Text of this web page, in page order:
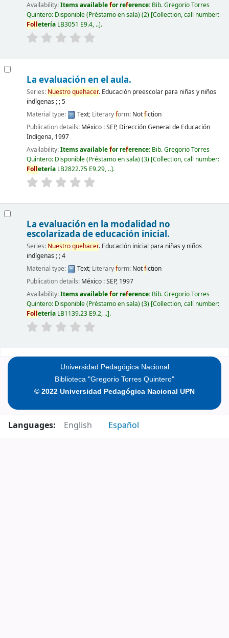
Availability:Items availablefor reference: Bib. Gregorio Torres
Quintero: Disponible (Préstamo en sala)(2) Collection, call number:
Folletería LB3051 E9.4, .. .
La evaluación en el aula.
Series: Nuestroquehacer. Educación preescolar para niñas y niños
indígenas ; ; 5
Material type:
Text; Literaryform: Notfiction
Publication details: México :SEP, Dirección General de Educación
Indígena, 1997
Availability:Items availablefor reference: Bib. Gregorio Torres
Quintero: Disponible (Préstamo en sala)(3) Collection, call number:
Folletería LB2822.75 E9.29, .. .
La evaluación en la modalidad no
escolarizada de educación inicial.
Series: Nuestroquehacer. Educación inicial para niñas y niños
indígenas ; ; 4
Material type:
Text; Literaryform: Notfiction
Publication details: México :SEP, 1997
Availability:Items availablefor reference: Bib. Gregorio Torres
Quintero: Disponible (Préstamo en sala)(3) Collection, call number:
Folletería LB1139.23 E9.2, .. .
Universidad Pedagógica Nacional
Biblioteca "Gregorio Torres Quintero"
© 2022 Universidad Pedagógica Nacional UPN
Languages: English Español